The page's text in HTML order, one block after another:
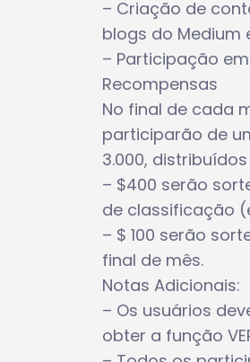
– Criação de
blogs do Medium
– Participação em
Recompensas
No final de cada
participarão de
3.000,
– $400 serão
de classificação
– $ 100 serão
final de mês.
Notas Adicionais:
– Os usuários
obter a função